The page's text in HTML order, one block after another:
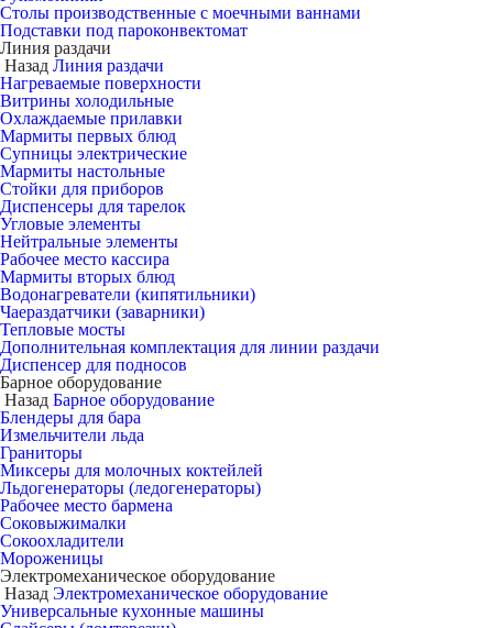
Столы производственные с моечными ваннами
Подставки под пароконвектомат
Линия раздачи
Назад Линия раздачи
Нагреваемые поверхности
Витрины холодильные
Охлаждаемые прилавки
Мармиты первых блюд
Супницы электрические
Мармиты настольные
Стойки для приборов
Диспенсеры для тарелок
Угловые элементы
Нейтральные элементы
Рабочее место кассира
Мармиты вторых блюд
Водонагреватели (кипятильники)
Чаераздатчики (заварники)
Тепловые мосты
Дополнительная комплектация для линии раздачи
Диспенсер для подносов
Барное оборудование
Назад Барное оборудование
Блендеры для бара
Измельчители льда
Граниторы
Миксеры для молочных коктейлей
Льдогенераторы (ледогенераторы)
Рабочее место бармена
Соковыжималки
Сокоохладители
Мороженицы
Электромеханическое оборудование
Назад Электромеханическое оборудование
Универсальные кухонные машины